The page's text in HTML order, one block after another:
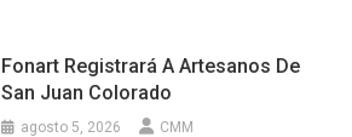
Fonart Registrará A Artesanos De
San Juan Colorado
agosto 5, 2026 CMM